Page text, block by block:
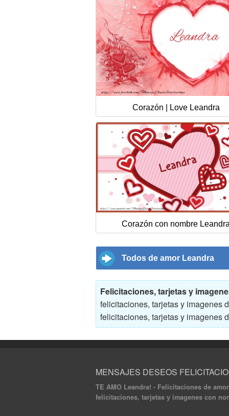
Corazón | Love Leandra
Corazón con nombre
Todos de amor Leandra
Felicitaciones, tarjetas y
felicitaciones, tarjetas y imagenes
felicitaciones, tarjetas y imagenes
MENSAJES DESEOS
TE AMO Leandra! - Felicitaciones de
felicitaciones, tarjetas y imagenes con